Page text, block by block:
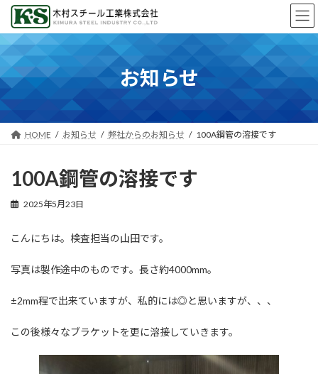
テ
へ
ッ
ゲ
ョ
移
お知らせ
HOME お知らせ 弊社からのお知らせ 100A鋼管の溶接です
100A鋼管の溶接です
2025年5月23日
こんにちは。検査担当の山田です。
写真は製作途中のものです。長さ約4000mm。
±2mm程で出来ていますが、私的には◎と思いますが、、、
この後様々なブラケットを更に溶接していきます。